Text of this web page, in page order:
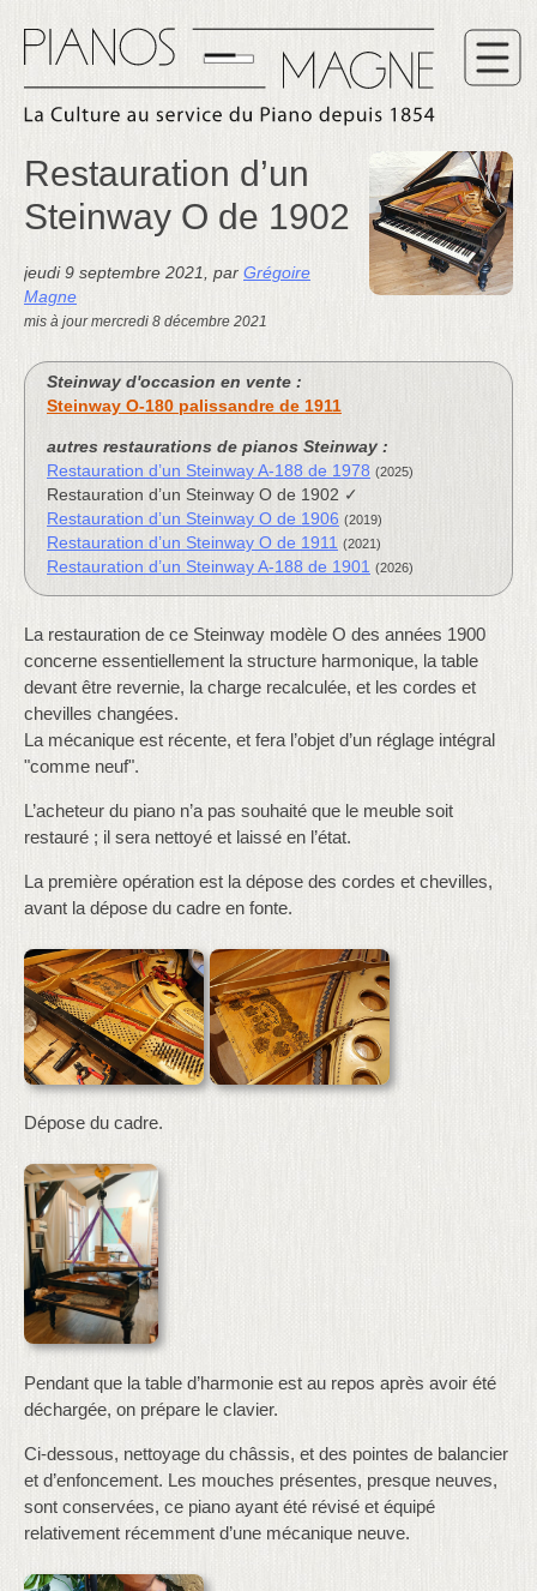
Restauration d’un
Steinway O de 1902
jeudi 9 septembre 2021, par Grégoire
Magne
mis à jour mercredi 8 décembre 2021
Steinway d'occasion en vente :
Steinway O-180 palissandre de 1911
autres restaurations de pianos Steinway :
Restauration d’un Steinway A-188 de 1978 (2025)
Restauration d’un Steinway O de 1902 ✓
Restauration d’un Steinway O de 1906 (2019)
Restauration d’un Steinway O de 1911 (2021)
Restauration d’un Steinway A-188 de 1901 (2026)
La restauration de ce Steinway modèle O des années 1900
concerne essentiellement la structure harmonique, la table
devant être revernie, la charge recalculée, et les cordes et
chevilles changées.
La mécanique est récente, et fera l’objet d’un réglage intégral
"comme neuf".
L’acheteur du piano n’a pas souhaité que le meuble soit
restauré ; il sera nettoyé et laissé en l’état.
La première opération est la dépose des cordes et chevilles,
avant la dépose du cadre en fonte.
Dépose du cadre.
Pendant que la table d’harmonie est au repos après avoir été
déchargée, on prépare le clavier.
Ci-dessous, nettoyage du châssis, et des pointes de balancier
et d’enfoncement. Les mouches présentes, presque neuves,
sont conservées, ce piano ayant été révisé et équipé
relativement récemment d’une mécanique neuve.